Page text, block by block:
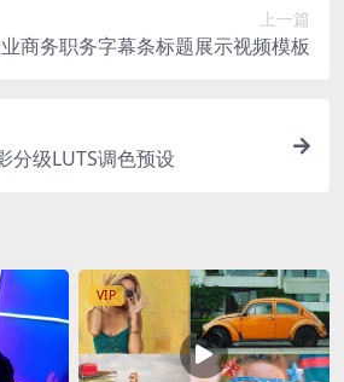
上一篇
商务职务字幕条标题展示视频模板
分级LUTS调色预设
VIP